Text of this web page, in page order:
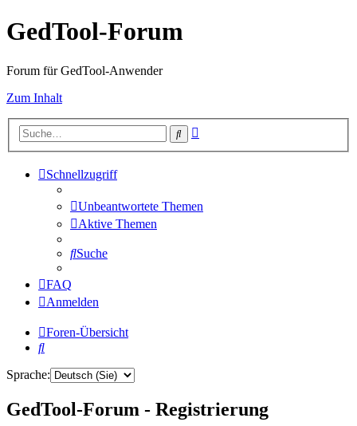
GedTool-Forum
Forum für GedTool-Anwender
Zum Inhalt
Suche
Schnellzugriff
Unbeantwortete Themen
Aktive Themen
Suche
FAQ
Anmelden
Foren-Übersicht
Suche
Sprache:
GedTool-Forum - Registrierung